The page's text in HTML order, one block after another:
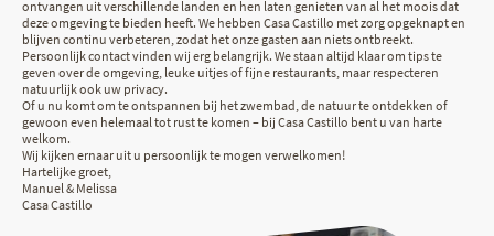
ontvangen uit verschillende landen en hen laten genieten van al het moois dat
deze omgeving te bieden heeft. We hebben Casa Castillo met zorg opgeknapt en
blijven continu verbeteren, zodat het onze gasten aan niets ontbreekt.
Persoonlijk contact vinden wij erg belangrijk. We staan altijd klaar om tips te
geven over de omgeving, leuke uitjes of fijne restaurants, maar respecteren
natuurlijk ook uw privacy.
Of u nu komt om te ontspannen bij het zwembad, de natuur te ontdekken of
gewoon even helemaal tot rust te komen – bij Casa Castillo bent u van harte
welkom.
Wij kijken ernaar uit u persoonlijk te mogen verwelkomen!
Hartelijke groet,
Manuel & Melissa
Casa Castillo